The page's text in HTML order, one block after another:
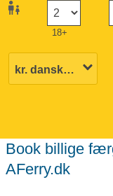
18+
Book billige færger til Varberg færge med
AFerry.dk